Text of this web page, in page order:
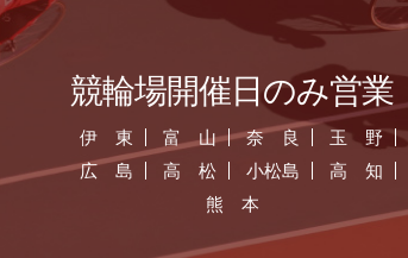
競輪場開催日のみ営業
伊 東 富 山 奈 良
玉 野
広 島
高 松 小松島
高 知
熊 本